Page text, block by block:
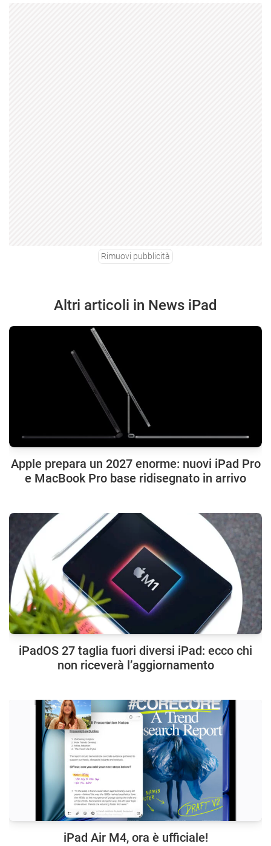
Rimuovi pubblicità
Altri articoli in News iPad
Apple prepara un 2027 enorme: nuovi iPad Pro
e MacBook Pro base ridisegnato in arrivo
iPadOS 27 taglia fuori diversi iPad: ecco chi
non riceverà l’aggiornamento
iPad Air M4, ora è ufficiale!